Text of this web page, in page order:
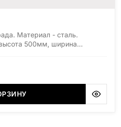
Материал - сталь.
500мм, ширина